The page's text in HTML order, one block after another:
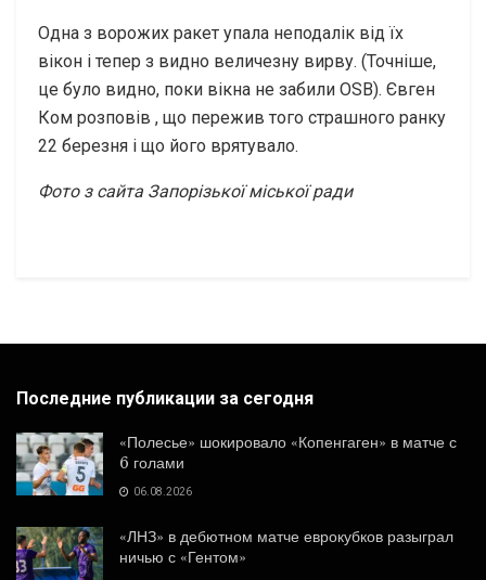
Одна з ворожих ракет упала неподалік від їх
вікон і тепер з видно величезну вирву. (Точніше,
це було видно, поки вікна не забили OSB). Євген
Ком розповів , що пережив того страшного ранку
22 березня і що його врятувало.
Фото з сайта Запорізької міської ради
Последние публикации за сегодня
«Полесье» шокировало «Копенгаген» в матче с
6 голами
06.08.2026
«ЛНЗ» в дебютном матче еврокубков разыграл
ничью с «Гентом»